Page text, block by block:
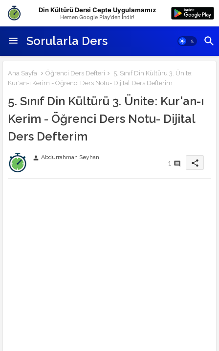
Sorularla Ders
Ana Sayfa Öğrenci Ders Defteri
5. Sınıf Din Kültürü 3. Ünite:
Kur'an-ı Kerim - Öğrenci Ders Notu- Dijital Ders Defterim
5. Sınıf Din Kültürü 3. Ünite: Kur'an-ı
Kerim - Öğrenci Ders Notu- Dijital
Ders Defterim
person Abdurrahman Seyhan
1 share
Din Kültürü Dersi Cepte Uygulamamız
Hemen Google Play'den İndir!